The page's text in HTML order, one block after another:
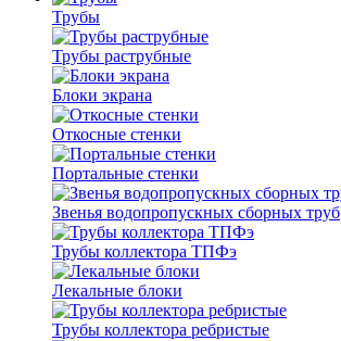
Трубы
Трубы раструбные
Блоки экрана
Откосные стенки
Портальные стенки
Звенья водопропускных сборных труб
Трубы коллектора ТПФэ
Лекальные блоки
Трубы коллектора ребристые